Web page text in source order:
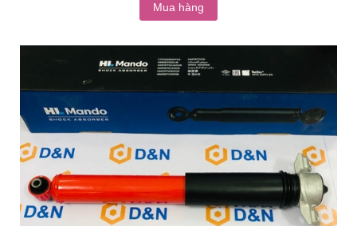
Mua hàng